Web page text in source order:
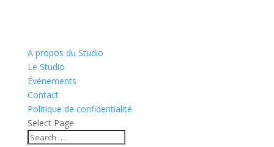
A propos du Studio
Le Studio
Événements
Contact
Politique de confidentialité
Select Page